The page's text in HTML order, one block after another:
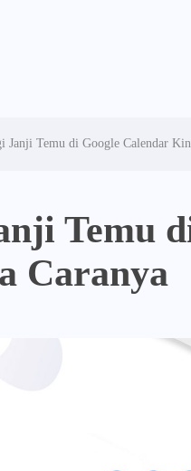
Janji Temu di Google Calendar
Temu
Caranya